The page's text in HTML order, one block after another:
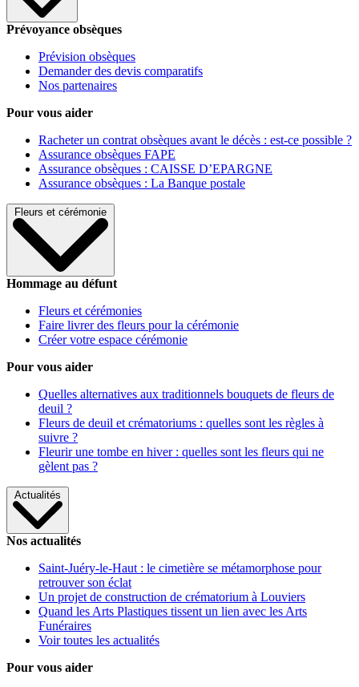
Prévoyance obsèques
Prévision obsèques
Demander des devis comparatifs
Nos partenaires
Pour vous aider
Racheter un contrat obsèques avant le décès : est-ce possible ?
Assurance obsèques FAPE
Assurance obsèques : CAISSE D’EPARGNE
Assurance obsèques : La Banque postale
Fleurs et cérémonie
Hommage au défunt
Fleurs et cérémonies
Faire livrer des fleurs pour la cérémonie
Créer votre espace cérémonie
Pour vous aider
Quelles alternatives aux traditionnels bouquets de fleurs de
deuil ?
Fleurs de deuil et crématoriums : quelles sont les règles à
suivre ?
Fleurir une tombe en hiver : quelles sont les fleurs qui ne
gèlent pas ?
Actualités
Nos actualités
Saint-Juéry-le-Haut : le cimetière se métamorphose pour
retrouver son éclat
Un projet de construction de crématorium à Louviers
Quand les Arts Plastiques tissent un lien avec les Arts
Funéraires
Voir toutes les actualités
Pour vous aider